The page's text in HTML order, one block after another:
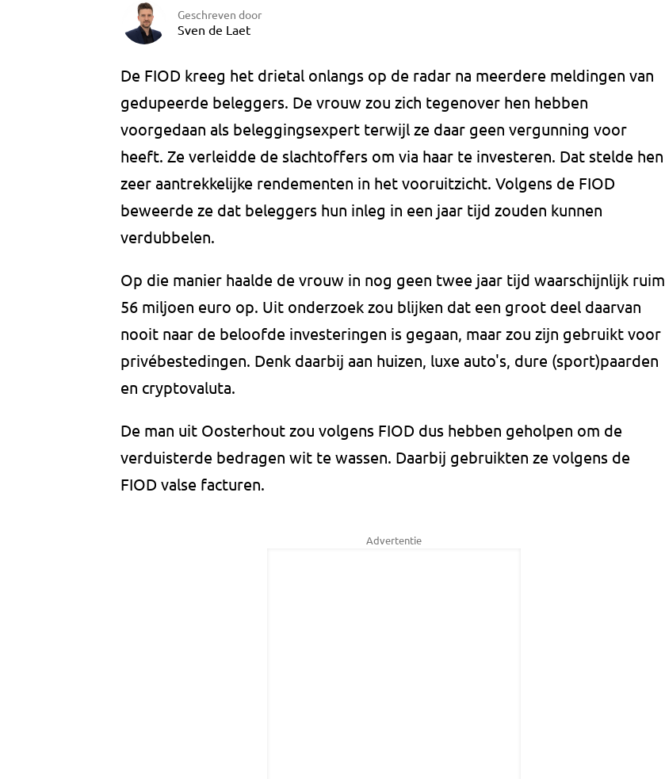
Geschreven door
Sven de Laet
De FIOD kreeg het drietal onlangs op de radar na meerdere meldingen van
gedupeerde beleggers. De vrouw zou zich tegenover hen hebben
voorgedaan als beleggingsexpert terwijl ze daar geen vergunning voor
heeft. Ze verleidde de slachtoffers om via haar te investeren. Dat stelde hen
zeer aantrekkelijke rendementen in het vooruitzicht. Volgens de FIOD
beweerde ze dat beleggers hun inleg in een jaar tijd zouden kunnen
verdubbelen.
Op die manier haalde de vrouw in nog geen twee jaar tijd waarschijnlijk ruim
56 miljoen euro op. Uit onderzoek zou blijken dat een groot deel daarvan
nooit naar de beloofde investeringen is gegaan, maar zou zijn gebruikt voor
privébestedingen. Denk daarbij aan huizen, luxe auto's, dure (sport)paarden
en cryptovaluta.
De man uit Oosterhout zou volgens FIOD dus hebben geholpen om de
verduisterde bedragen wit te wassen. Daarbij gebruikten ze volgens de
FIOD valse facturen.
Advertentie